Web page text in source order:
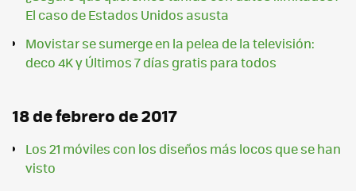
El caso de Estados Unidos asusta
Movistar se sumerge en la pelea de la televisión:
deco 4K y Últimos 7 días gratis para todos
18 de febrero de 2017
Los 21 móviles con los diseños más locos que se han
visto